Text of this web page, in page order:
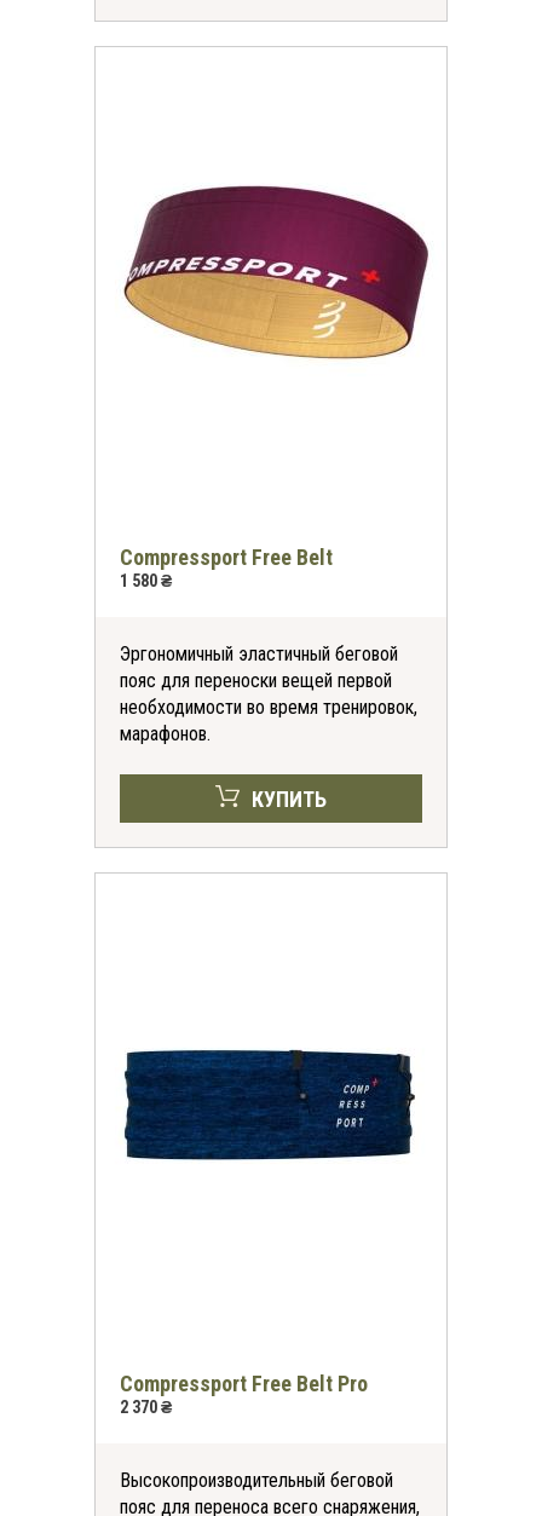
Compressport Free Belt
1 580 ₴
Эргономичный эластичный беговой
пояс для переноски вещей первой
необходимости во время тренировок,
марафонов.
КУПИТЬ
Compressport Free Belt Pro
2 370 ₴
Высокопроизводительный беговой
пояс для переноса всего снаряжения,